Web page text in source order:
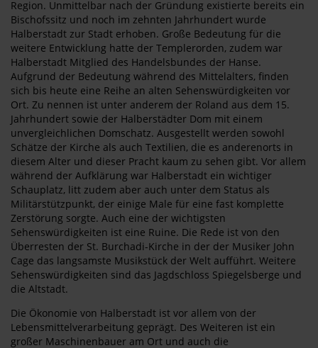
Region. Unmittelbar nach der Gründung existierte bereits ein
Bischofssitz und noch im zehnten Jahrhundert wurde
Halberstadt zur Stadt erhoben. Große Bedeutung für die
weitere Entwicklung hatte der Templerorden, zudem war
Halberstadt Mitglied des Handelsbundes der Hanse.
Aufgrund der Bedeutung während des Mittelalters, finden
sich bis heute eine Reihe an alten Sehenswürdigkeiten vor
Ort. Zu nennen ist unter anderem der Roland aus dem 15.
Jahrhundert sowie der Halberstädter Dom mit einem
unvergleichlichen Domschatz. Ausgestellt werden sowohl
Schätze der Kirche als auch Textilien, die es anderenorts in
diesem Alter und dieser Pracht kaum zu sehen gibt. Vor allem
während der Aufklärung war Halberstadt ein wichtiger
Schauplatz, litt zudem aber auch unter dem Status als
Militärstützpunkt, der einige Male für eine fast komplette
Zerstörung sorgte. Auch eine der wichtigsten
Sehenswürdigkeiten ist eine Ruine. Die Rede ist von den
Überresten der St. Burchadi-Kirche in der der Musiker John
Cage das langsamste Musikstück der Welt aufführt. Weitere
Sehenswürdigkeiten sind das Jagdschloss Spiegelsberge und
die Altstadt.
Die Ökonomie von Halberstadt ist vor allem von der
Lebensmittelverarbeitung geprägt. Des Weiteren ist ein
großer Maschinenbauer am Ort und auch die